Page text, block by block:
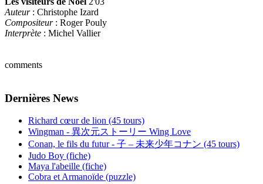
Auteur: Christophe Izard
Compositeur: Roger Pouly
Interprète : Michel Vallier
comments
Dernières News
Richard cœur de lion (45 tours)
Wingman - 異次元ストーリー Wing Love
Conan, le fils du futur - 子 – 未来少年コナン (45 tours)
Judo Boy (fiche)
Maya l'abeille (fiche)
Cobra et Armanoïde (puzzle)